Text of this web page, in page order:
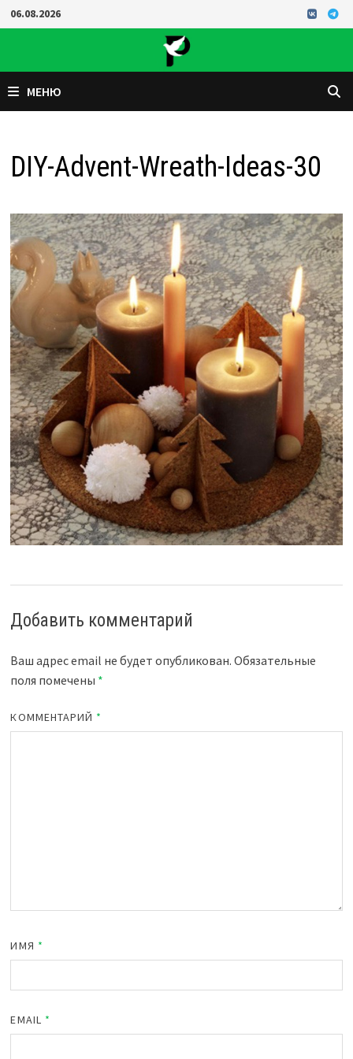
Перейти
к
06.08.2026
МЕНЮ
DIY-Advent-Wreath-Ideas-30
Добавить комментарий
Ваш адрес email не будет опубликован. Обязательные
поля помечены *
КОММЕНТАРИЙ *
ИМЯ *
EMAIL *